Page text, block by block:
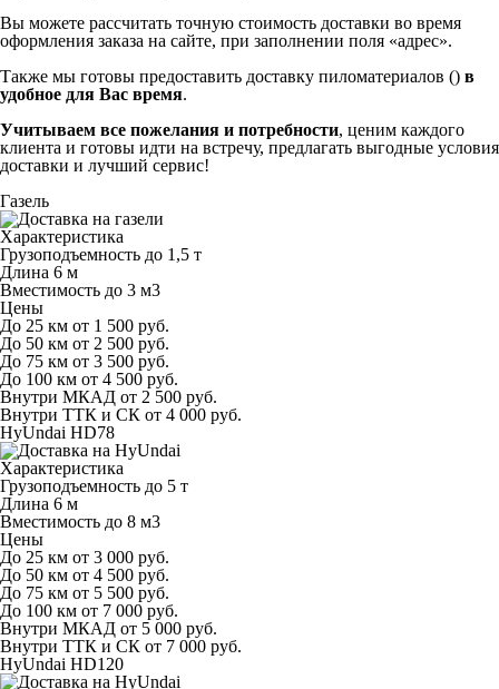
Вы можете рассчитать точную стоимость доставки во время
оформления заказа на сайте, при заполнении поля «адрес».
Также мы готовы предоставить доставку пиломатериалов () в
удобное для Вас время.
Учитываем все пожелания и потребности, ценим каждого
клиента и готовы идти на встречу, предлагать выгодные условия
доставки и лучший сервис!
Газель
Характеристика
Грузоподъемность до 1,5 т
Длина 6 м
Вместимость до 3 м3
Цены
До 25 км от 1 500 руб.
До 50 км от 2 500 руб.
До 75 км от 3 500 руб.
До 100 км от 4 500 руб.
Внутри МКАД от 2 500 руб.
Внутри ТТК и СК от 4 000 руб.
HyUndai HD78
Характеристика
Грузоподъемность до 5 т
Длина 6 м
Вместимость до 8 м3
Цены
До 25 км от 3 000 руб.
До 50 км от 4 500 руб.
До 75 км от 5 500 руб.
До 100 км от 7 000 руб.
Внутри МКАД от 5 000 руб.
Внутри ТТК и СК от 7 000 руб.
HyUndai HD120